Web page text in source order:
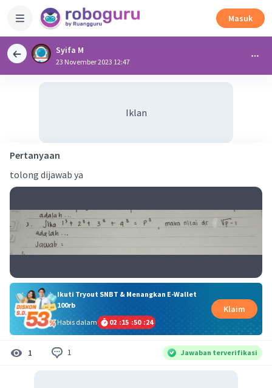
Masuk
Syifa M
23 November 2023 12:47
Iklan
Pertanyaan
tolong dijawab ya
Ikuti Tryout SNBT & Menangkan E-Wallet
100rb
Habis dalam
02 :15 :50 :23
Klaim
1 1 Jawaban terverifikasi